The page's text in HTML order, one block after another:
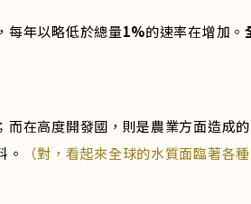
每年以略低於總量1%的速率在增加。
在高度開發國，則是農業方面造成
。
（對，看起來全球的水質面臨著各